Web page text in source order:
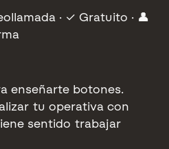
· ✓ Gratuito · 👤
enseñarte botones.
tu operativa con
sentido trabajar